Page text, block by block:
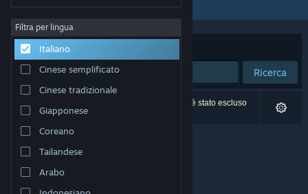
Informazioni
Assistenza
Cambia la lingua
Ottieni l'app mobile di Steam
Visualizza il sito web per desktop
Filtra per lingua
Italiano
Cinese semplificato
Cinese tradizionale
Giapponese
Coreano
Tailandese
Arabo
Ordina per Rilevanza
Ricerca
0 risultati corrispondono alla tua ricerca. 1 titolo è stato escluso
in base alle tue preferenze.